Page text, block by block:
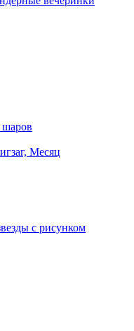
Месяц
с рисунком